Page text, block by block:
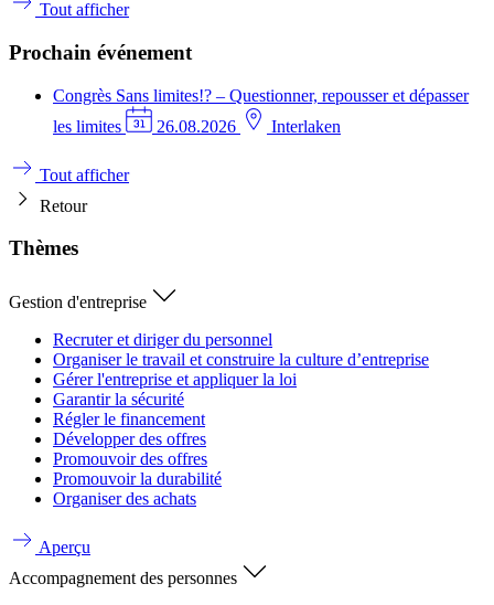
Tout afficher
Prochain événement
Congrès Sans limites!? – Questionner, repousser et dépasser
les limites
26.08.2026 Interlaken
Tout afficher
Retour
Thèmes
Gestion d'entreprise
Recruter et diriger du personnel
Organiser le travail et construire la culture d’entreprise
Gérer l'entreprise et appliquer la loi
Garantir la sécurité
Régler le financement
Développer des offres
Promouvoir des offres
Promouvoir la durabilité
Organiser des achats
Aperçu
Accompagnement des personnes